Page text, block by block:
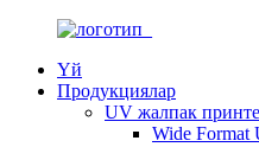
Үй
Продукциялар
UV жалпак
Wide Format